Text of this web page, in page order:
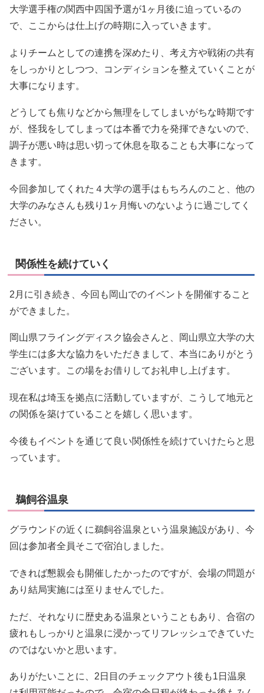
大学選手権の関西中四国予選が1ヶ月後に迫っているの
で、ここからは仕上げの時期に入っていきます。
よりチームとしての連携を深めたり、考え方や戦術の共有
をしっかりとしつつ、コンディションを整えていくことが
大事になります。
どうしても焦りなどから無理をしてしまいがちな時期です
が、怪我をしてしまっては本番で力を発揮できないので、
調子が悪い時は思い切って休息を取ることも大事になって
きます。
今回参加してくれた４大学の選手はもちろんのこと、他の
大学のみなさんも残り1ヶ月悔いのないように過ごしてく
ださい。
関係性を続けていく
2月に引き続き、今回も岡山でのイベントを開催すること
ができました。
岡山県フライングディスク協会さんと、岡山県立大学の大
学生には多大な協力をいただきまして、本当にありがとう
ございます。この場をお借りしてお礼申し上げます。
現在私は埼玉を拠点に活動していますが、こうして地元と
の関係を築けていることを嬉しく思います。
今後もイベントを通じて良い関係性を続けていけたらと思
っています。
鵜飼谷温泉
グラウンドの近くに鵜飼谷温泉という温泉施設があり、今
回は参加者全員そこで宿泊しました。
できれば懇親会も開催したかったのですが、会場の問題が
あり結局実施には至りませんでした。
ただ、それなりに歴史ある温泉ということもあり、合宿の
疲れもしっかりと温泉に浸かってリフレッシュできていた
のではないかと思います。
ありがたいことに、2日目のチェックアウト後も1日温泉